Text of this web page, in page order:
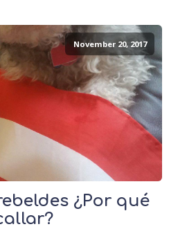
November 20, 2017
¿Por qué